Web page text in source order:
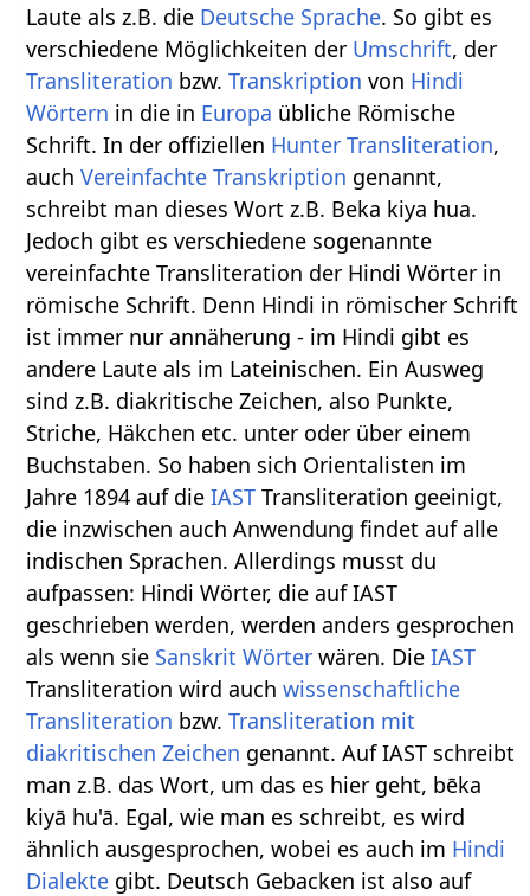
Laute als z.B. die Deutsche Sprache. So gibt es
verschiedene Möglichkeiten der Umschrift, der
Transliteration bzw.Transkription von Hindi
Wörtern in die in Europa übliche Römische
Schrift. In der offiziellen Hunter Transliteration,
auchVereinfachte Transkription genannt,
schreibt man dieses Wort z.B. Beka kiya hua.
Jedoch gibt es verschiedene sogenannte
vereinfachte Transliteration der Hindi Wörter in
römische Schrift. Denn Hindi in römischer Schrift
ist immer nur annäherung - im Hindi gibt es
andere Laute als im Lateinischen. Ein Ausweg
sind z.B. diakritische Zeichen, also Punkte,
Striche, Häkchen etc. unter oder über einem
Buchstaben. So haben sich Orientalisten im
Jahre 1894 auf dieIAST Transliteration geeinigt,
die inzwischen auch Anwendung findet auf alle
indischen Sprachen. Allerdings musst du
aufpassen: Hindi Wörter, die auf IAST
geschrieben werden, werden anders gesprochen
als wenn sie Sanskrit Wörter wären. DieIAST
Transliteration wird auchwissenschaftliche
Transliteration bzw.Transliteration mit
diakritischen Zeichen genannt. Auf IAST schreibt
man z.B. das Wort, um das es hier geht, bēka
kiyā hu'ā. Egal, wie man es schreibt, es wird
ähnlich ausgesprochen, wobei es auch im Hindi
Dialekte gibt. Deutsch Gebacken ist also auf